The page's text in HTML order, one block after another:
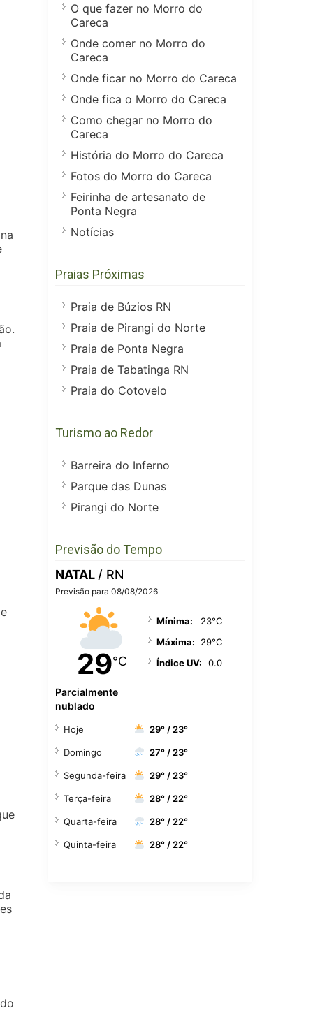
O que fazer no Morro do
Careca
Onde comer no Morro do
Careca
Onde ficar no Morro do Careca
Onde fica o Morro do Careca
Como chegar no Morro do
Careca
História do Morro do Careca
Fotos do Morro do Careca
Feirinha de artesanato de
Ponta Negra
Notícias
Praias Próximas
Praia de Búzios RN
Praia de Pirangi do Norte
Praia de Ponta Negra
Praia de Tabatinga RN
Praia do Cotovelo
Turismo ao Redor
Barreira do Inferno
Parque das Dunas
Pirangi do Norte
Previsão do Tempo
NATAL / RN
Previsão para 08/08/2026
29°C
Parcialmente
nublado
Mínima:
23°C
Máxima:
29°C
Índice UV:
0.0
Hoje 29° / 23°
Domingo 27° / 23°
Segunda-feira 29° / 23°
Terça-feira 28° / 22°
Quarta-feira 28° / 22°
Quinta-feira 28° / 22°